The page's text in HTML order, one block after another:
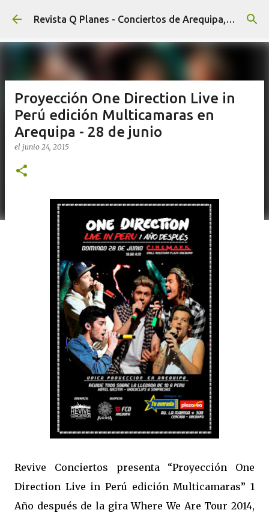
Ir al contenido principal Revista Q Planes - Conciertos de Arequipa, fiestas, eventos y Cultura
Proyección One Direction Live in
Perú edición Multicamaras en
Arequipa - 28 de junio
el junio 24, 2015
Revive Conciertos presenta “Proyección One
Direction Live in Perú edición Multicamaras” 1
Año después de la gira Where We Are Tour 2014,